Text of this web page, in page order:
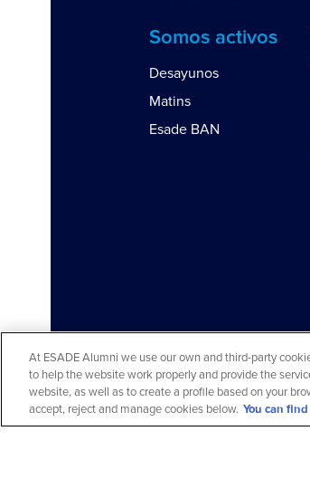
Somos activos
Desayunos
Matins
Esade BAN
Aviso legal y política de
© 2026 ESADE Alumni.
At ESADE Alumni we use our own and third-party
to help the website work properly and provide the
website, as well as to create a profile based on your
accept, reject and manage cookies below. You can